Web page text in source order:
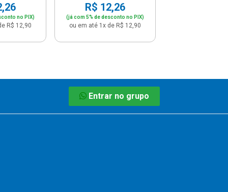
no PIX)
R$ 12,90
R$ 12,26
(já com 5% de desconto no PIX)
ou em até 1x de R$ 12,90
Entrar no grupo